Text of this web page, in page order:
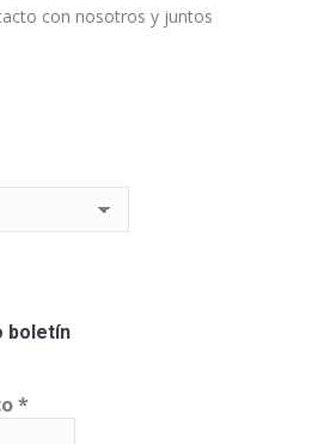
con nosotros y juntos
boletín
*